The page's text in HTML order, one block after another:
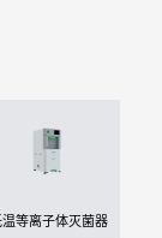
温等离子体灭菌器